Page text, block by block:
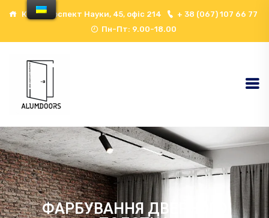
Київ, проспект Науки, 45, офіс 214
+ 38 (067) 107 66 77
Пн-Пт: 9.00-18.00
ФАРБУВАННЯ ДВЕРНОГО